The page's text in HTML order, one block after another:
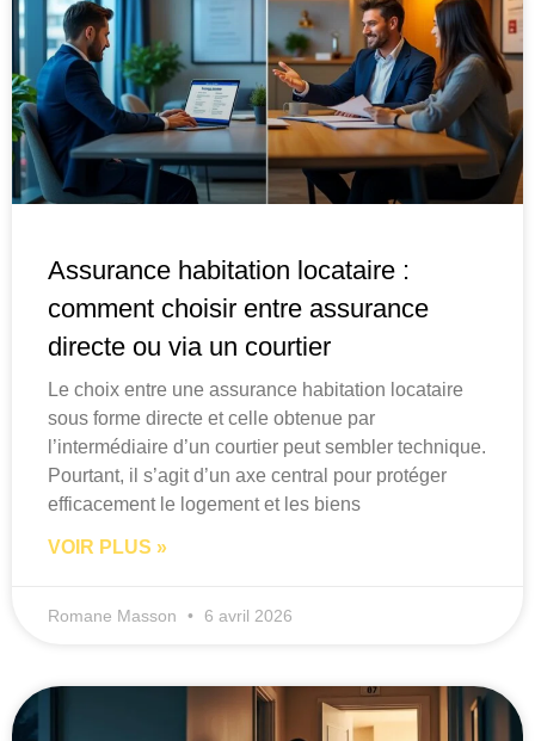
Assurance habitation locataire :
comment choisir entre assurance
directe ou via un courtier
Le choix entre une assurance habitation locataire
sous forme directe et celle obtenue par
l’intermédiaire d’un courtier peut sembler technique.
Pourtant, il s’agit d’un axe central pour protéger
efficacement le logement et les biens
VOIR PLUS »
Romane Masson 6 avril 2026